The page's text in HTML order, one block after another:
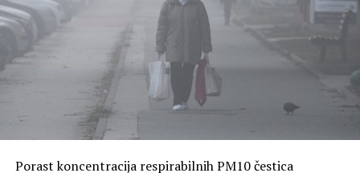
Porast koncentracija respirabilnih PM10 čestica